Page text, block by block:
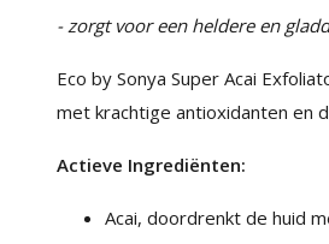
- zorgt voor een heldere en
Eco by Sonya Super Acai
met krachtige antioxidanten en
Actieve Ingrediënten:
Acai, doordrenkt de huid